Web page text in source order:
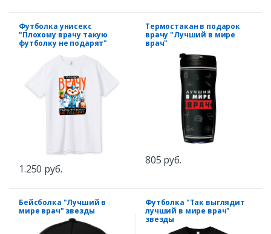
Футболка унисекс
"Плохому врачу такую
футболку не подарят"
1.250 руб.
Термостакан в подарок
врачу "Лучший в мире
врач"
805 руб.
Бейсболка "Лучший в
мире врач" звезды
Футболка "Так выглядит
лучший в мире врач"
звезды